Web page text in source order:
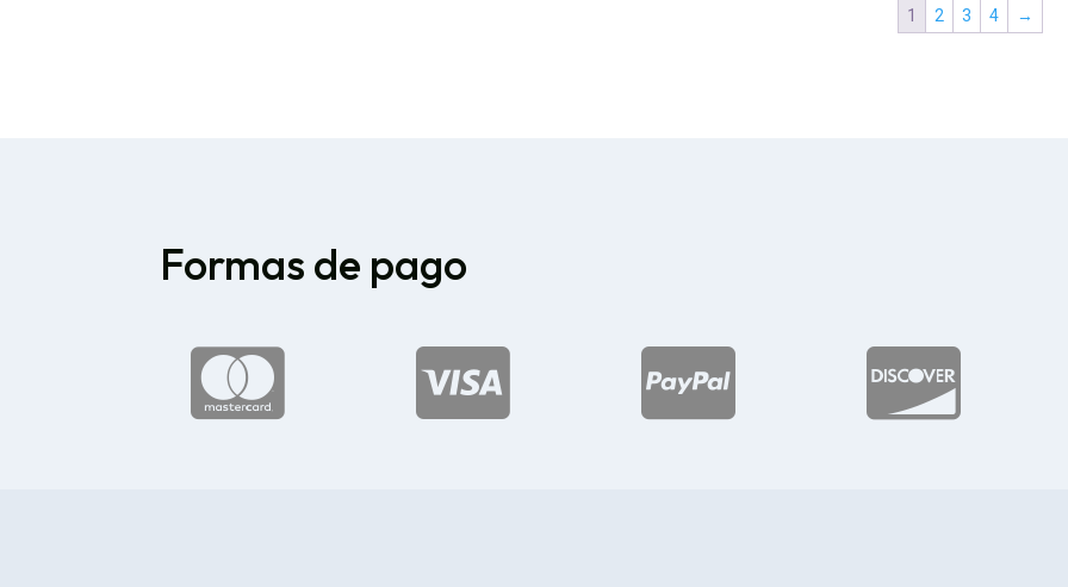
1 2 3 4 →
Formas de pago
   